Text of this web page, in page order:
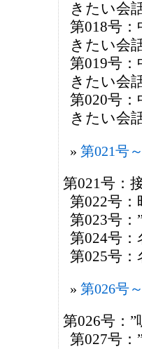
きたい会
第018号
きたい会
第019号
きたい会
第020号
きたい会
第021号
第021号：
第022号
第023号：
第024号：
第025号：
第026号
第026号：”
第027号：